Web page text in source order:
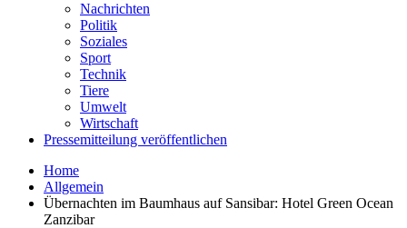
Nachrichten
Politik
Soziales
Sport
Technik
Tiere
Umwelt
Wirtschaft
Pressemitteilung veröffentlichen
Home
Allgemein
Übernachten im Baumhaus auf Sansibar: Hotel Green Ocean
Zanzibar